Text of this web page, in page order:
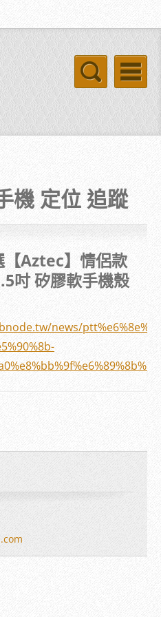
機 定位 追蹤
Aztec】情侶款
吋 矽膠軟手機殼
news/